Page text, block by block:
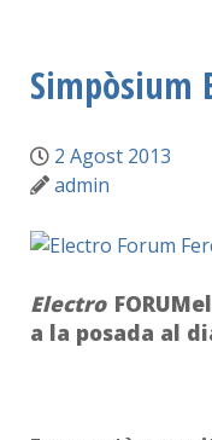
Simpòsium
2 Agost 2013
admin
Electro
a la posada al